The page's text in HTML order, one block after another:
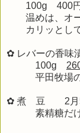
100g 400
温めは、オ
カリッとして
✿ レバーの香
100g
平田牧場のこ
✿ 煮 豆 2
素精糖だけ